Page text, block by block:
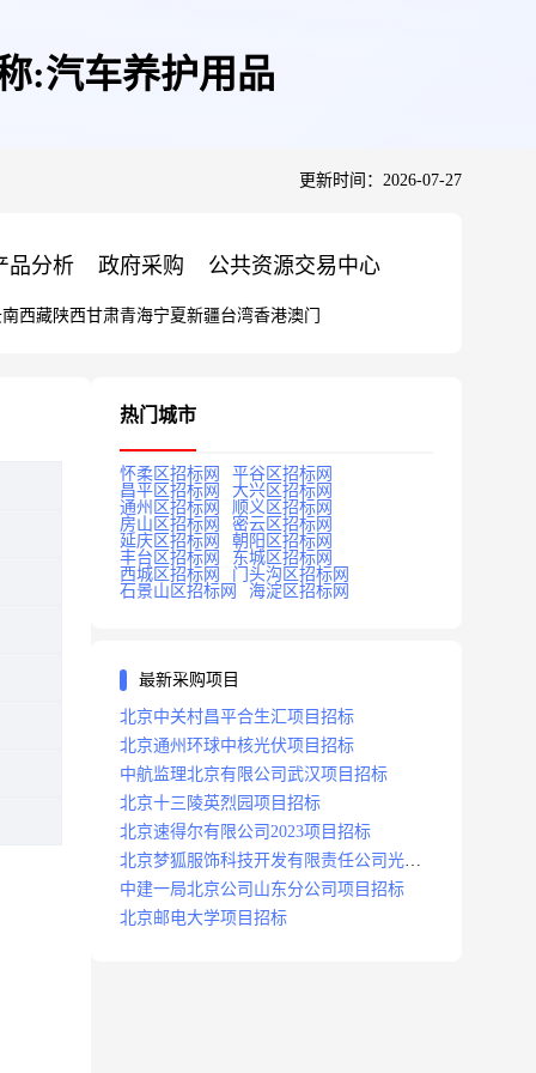
:汽车养护用品
更新时间：2026-07-27
品分析 政府采购 公共资源交易中心
西藏陕西甘肃青海宁夏新疆台湾香港澳门
热门城市
怀柔区招标网
平谷区招标网
昌平区招标网
大兴区招标网
通州区招标网
顺义区招标网
房山区招标网
密云区招标网
延庆区招标网
朝阳区招标网
丰台区招标网
东城区招标网
西城区招标网
门头沟区招标网
石景山区招标网
海淀区招标网
最新采购项目
北京中关村昌平合生汇项目招标
北京通州环球中核光伏项目招标
中航监理北京有限公司武汉项目招标
北京十三陵英烈园项目招标
北京速得尔有限公司2023项目招标
北京梦狐服饰科技开发有限责任公司光绿
能项目招标公告
中建一局北京公司山东分公司项目招标
北京邮电大学项目招标